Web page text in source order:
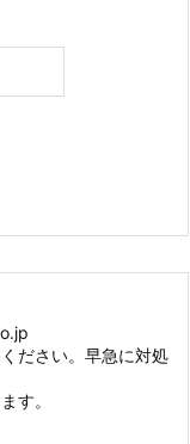
ださい。早急に対処
す。